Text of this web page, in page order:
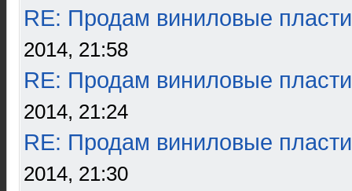
RE: Продам виниловые
2014, 21:58
RE: Продам виниловые
2014, 21:24
RE: Продам виниловые
2014, 21:30